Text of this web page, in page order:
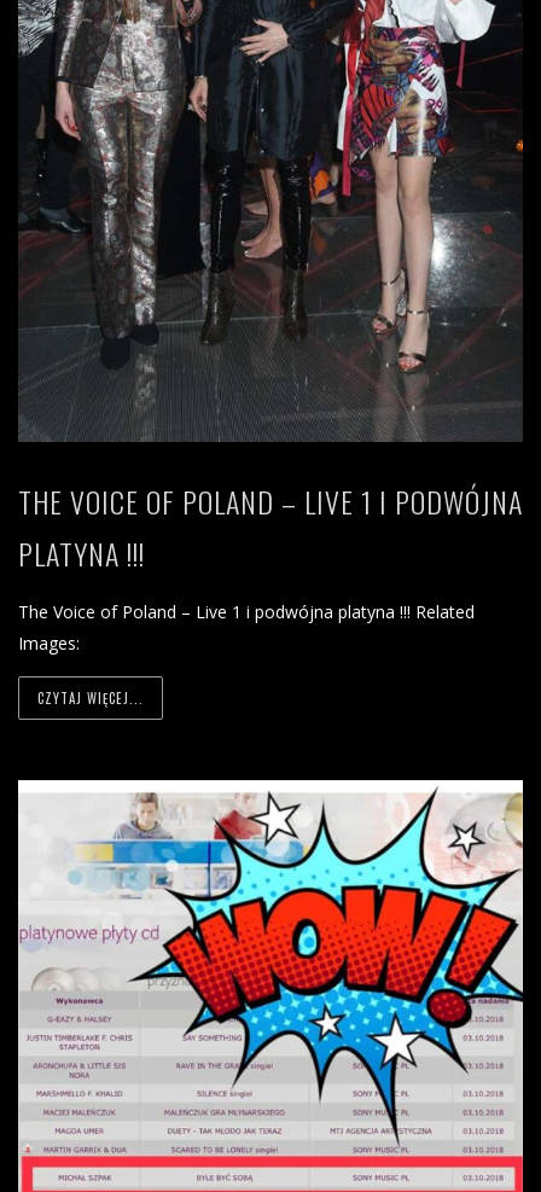
THE VOICE OF POLAND – LIVE 1 I PODWÓJNA
PLATYNA !!!
The Voice of Poland – Live 1 i podwójna platyna !!! Related
Images:
CZYTAJ WIĘCEJ...